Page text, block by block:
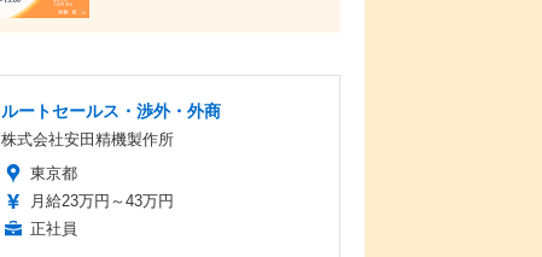
ルートセールス・渉外・外商
株式会社安田精機製作所
東京都
月給23万円～43万円
正社員